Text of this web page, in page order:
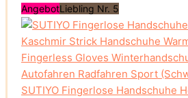
AngebotLiebling Nr. 5
SUTIYO Fingerlose Handschuhe